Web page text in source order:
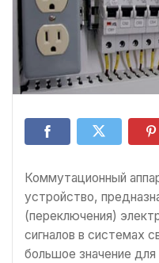
Коммутационный
устройство,
(переключения)
сигналов в системах
большое значение для